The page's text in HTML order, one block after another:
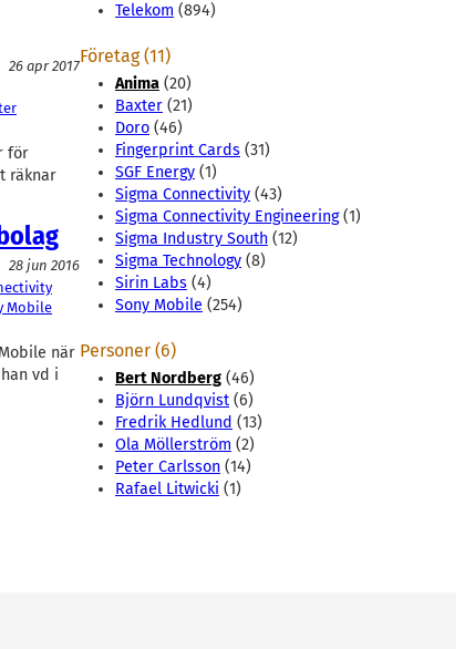
26 apr 2017
för
räknar
28 jun 2016
Mobile
när
vd i
Telekom (894)
Företag (11)
Anima (20)
Baxter (21)
Doro (46)
Fingerprint Cards (31)
SGF Energy (1)
Sigma Connectivity (43)
Sigma Connectivity Engineering(1)
Sigma Industry South (12)
Sigma Technology (8)
Sirin Labs (4)
Sony Mobile (254)
Personer (6)
Bert Nordberg (46)
Björn Lundqvist (6)
Fredrik Hedlund (13)
Ola Möllerström (2)
Peter Carlsson (14)
Rafael Litwicki (1)